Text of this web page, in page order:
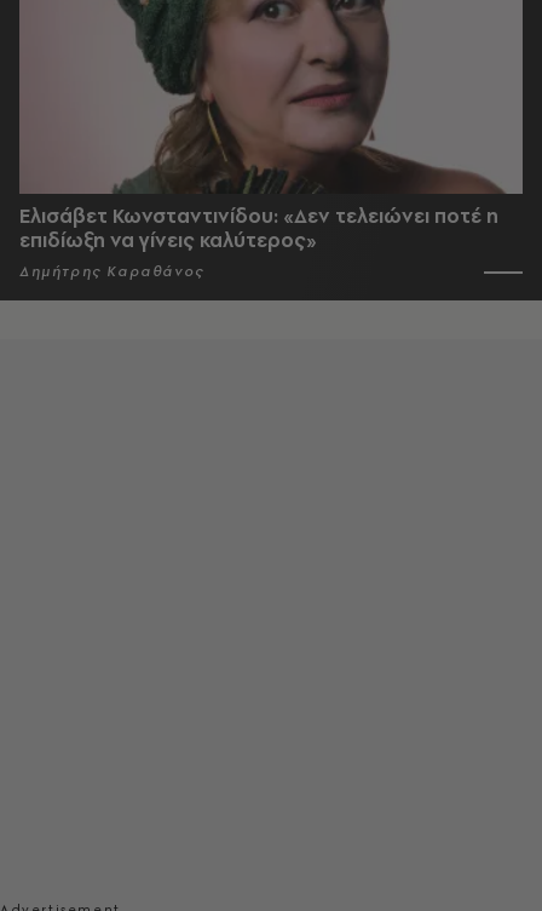
Ελισάβετ Κωνσταντινίδου: «Δεν τελειώνει ποτέ η
επιδίωξη να γίνεις καλύτερος»
Δημήτρης Καραθάνος